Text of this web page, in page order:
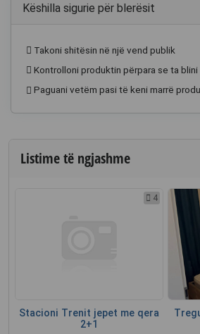
Këshilla sigurie për blerësit
Takoni shitësin në një vend publik
Kontrolloni produktin përpara se ta blini
Paguani vetëm pasi të keni marrë
Listime të ngjashme
4
Stacioni Trenit jepet me qera
2+1